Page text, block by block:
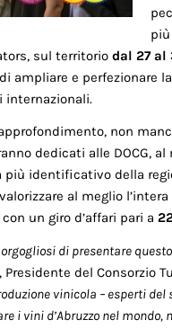
sul territorio dal 27 al
ampliare e perfezionare
internazionali.
non
dedicati alle DOCG,
identificativo della
al meglio
un giro d’affari pari a
di presentare
, Presidente del Consorzio
vinicola – esperti
i vini d’Abruzzo nel